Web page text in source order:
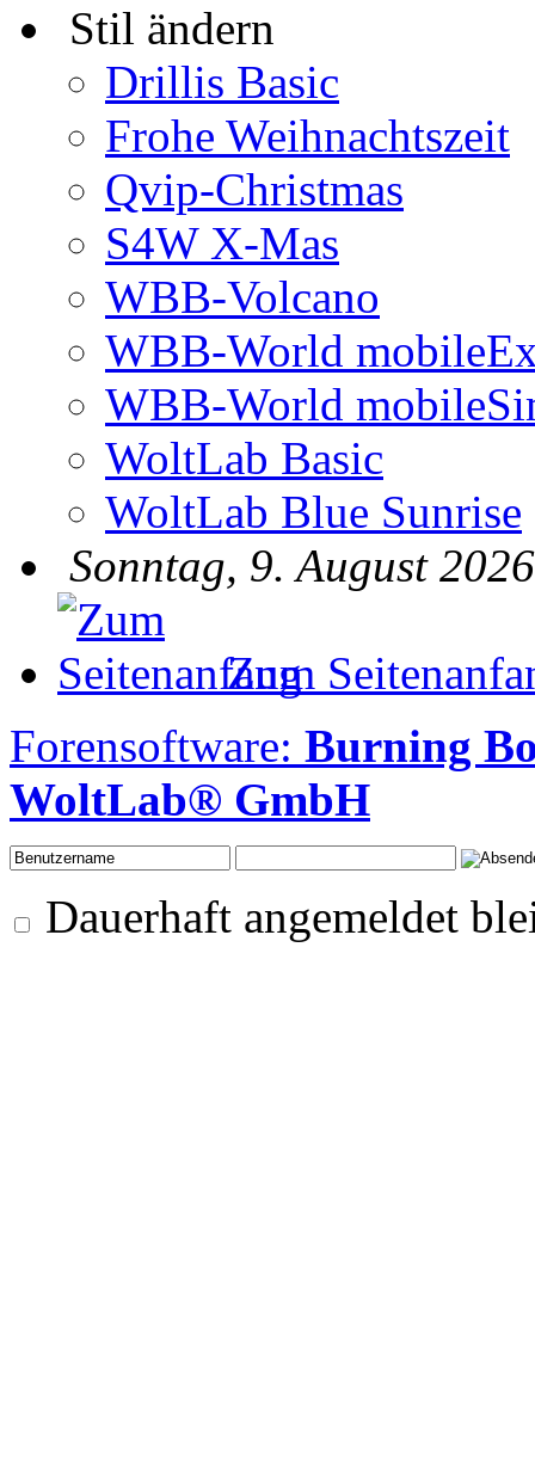
Stil ändern
Drillis Basic
Frohe Weihnachtszeit
Qvip-Christmas
S4W X-Mas
WBB-Volcano
WBB-World
WBB-World
WoltLab Basic
WoltLab Blue Sunrise
Sonntag, 9. August
Zum
Forensoftware: Burning
WoltLab® GmbH
Dauerhaft angemeldet